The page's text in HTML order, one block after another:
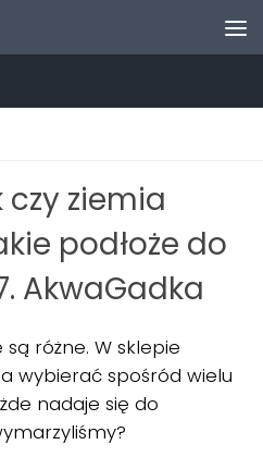
czy ziemia
podłoże do
AkwaGadka
są różne. W sklepie
wybierać spośród wielu
nadaje się do